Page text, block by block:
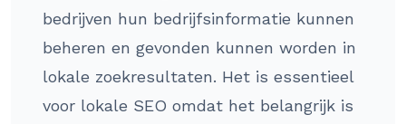
bedrijven hun bedrijfsinformatie kunnen
beheren en gevonden kunnen worden in
lokale zoekresultaten. Het is essentieel
voor lokale SEO omdat het belangrijk is